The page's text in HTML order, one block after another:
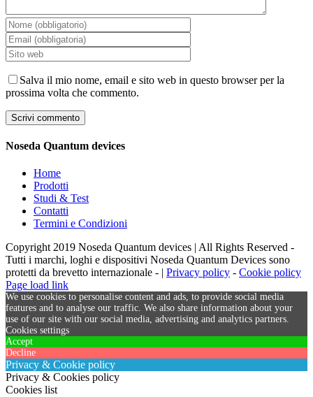
Salva il mio nome, email e sito web in questo browser per la
prossima volta che commento.
Noseda Quantum devices
Home
Prodotti
Studi & Test
Contatti
Termini e Condizioni
Copyright 2019 Noseda Quantum devices | All Rights Reserved -
Tutti i marchi, loghi e dispositivi Noseda Quantum Devices sono
protetti da brevetto internazionale - | Privacy policy - Cookie policy
Page load link
We use cookies to personalise content and ads, to provide social media
features and to analyse our traffic. We also share information about your
use of our site with our social media, advertising and analytics partners.
Cookies settings
Accept
Decline
Privacy & Cookie policy
Privacy & Cookies policy
Cookies list